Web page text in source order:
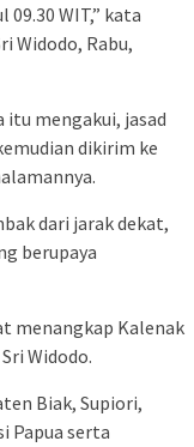
WIT,” kata
Widodo, Rabu,
itu mengakui, jasad
dikirim ke
dari jarak dekat,
berupaya
menangkap Kalenak
Widodo.
Biak, Supiori,
Papua serta